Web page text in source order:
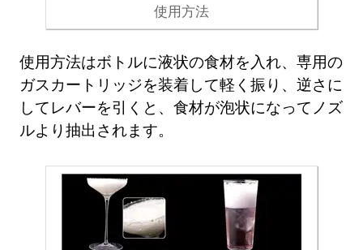
使用方法
使用方法はボトルに液状の食材を入れ、専用の
ガスカートリッジを装着して軽く振り、逆さに
してレバーを引くと、食材が泡状になってノズ
ルより抽出されます。